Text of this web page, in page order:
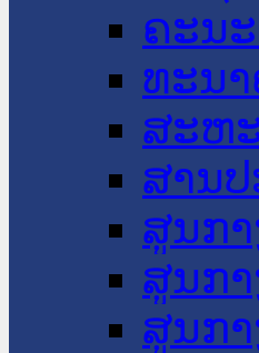
ຄະນ
ທະນ
ສະຫ
ສານ
ສູນກ
ສູນກ
ສູນກ